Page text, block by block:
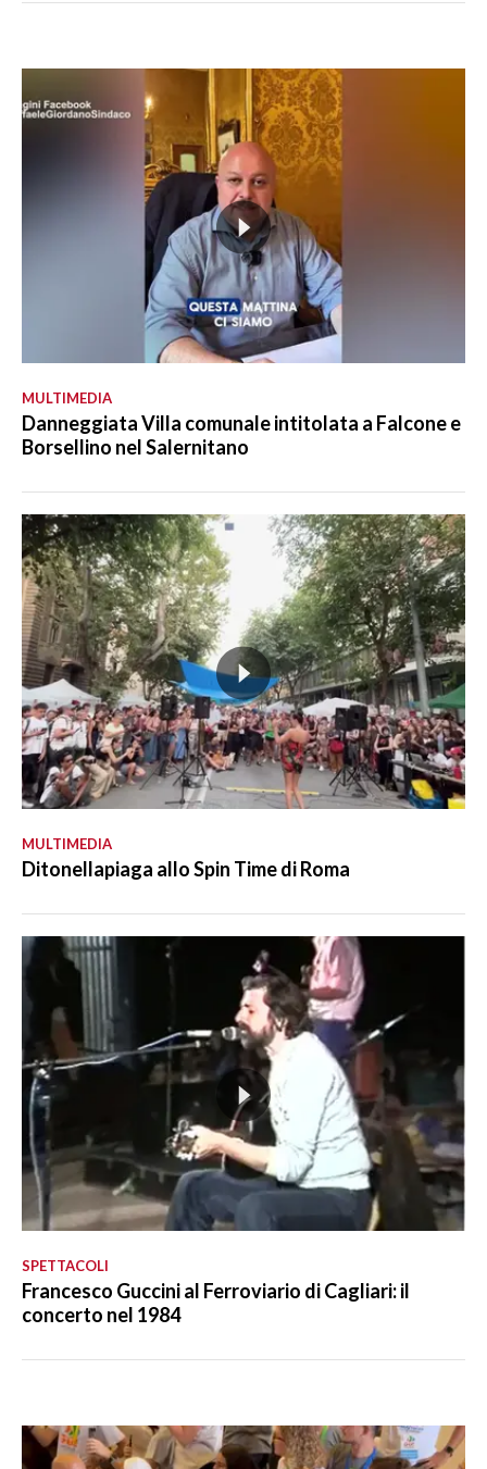
MULTIMEDIA
Danneggiata Villa comunale intitolata a Falcone e
Borsellino nel Salernitano
MULTIMEDIA
Ditonellapiaga allo Spin Time di Roma
SPETTACOLI
Francesco Guccini al Ferroviario di Cagliari: il
concerto nel 1984